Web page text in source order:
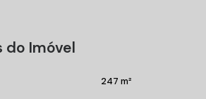
da Praia de Atalaia, 3km da Praia Brava,
do Imóvel
247 m²